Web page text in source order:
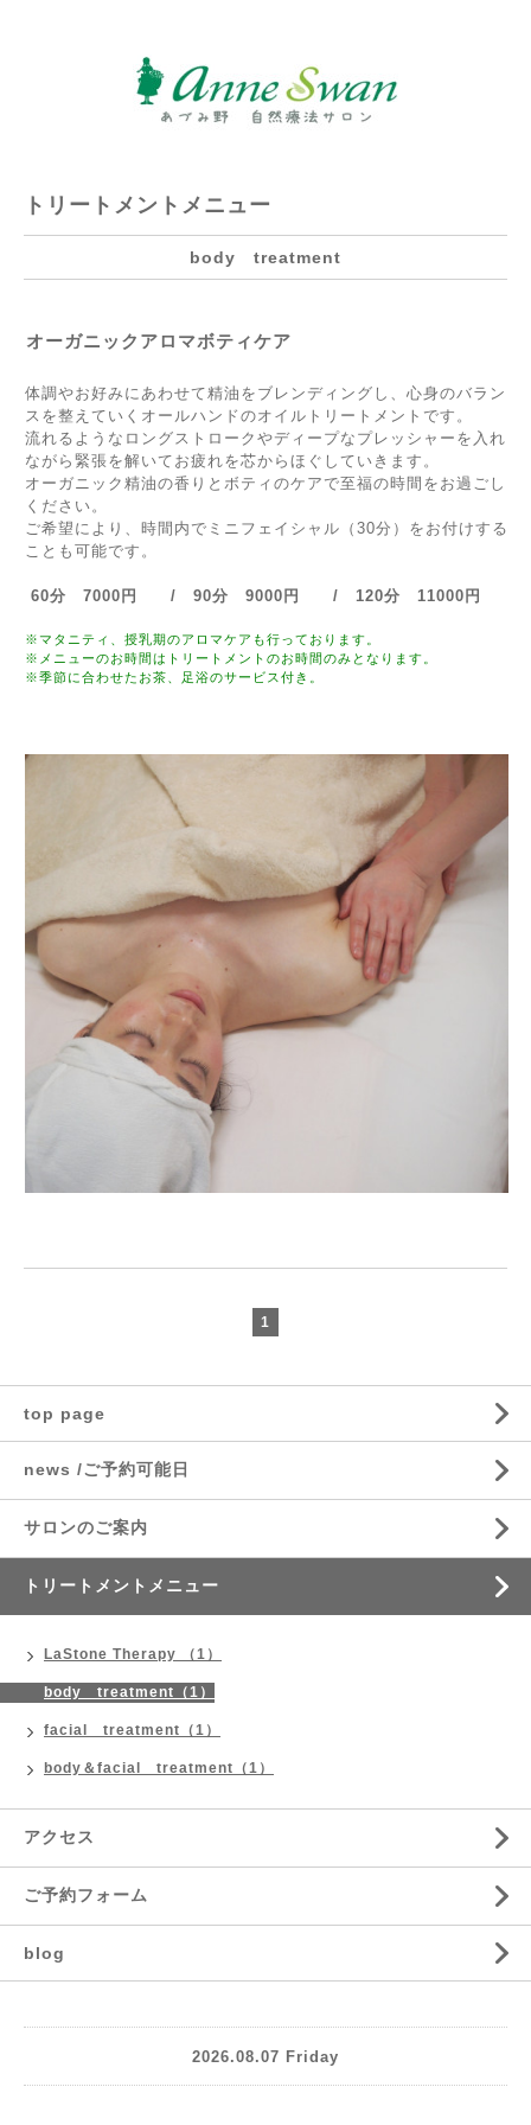
トリートメントメニュー
body treatment
オーガニックアロマボティケア
体調やお好みにあわせて精油をブレンディングし、 心身のバラン
スを整えていくオールハンドのオイルトリートメントです。
流れるようなロングストロークやディープなプレッシャーを入れ
ながら緊張を解いてお疲れを芯からほぐしていきます。
オーガニック精油の香りとボティのケアで至福の時間をお過ごし
ください。
ご希望により、時間内でミニフェイシャル（30分）をお付けする
ことも可能です。
60分 7000円 / 90分 9000円 / 120分 11000円
※マタニティ、授乳期のアロマケアも行っております。
※メニューのお時間はトリートメントのお時間のみとなります。
※季節に合わせたお茶、足浴のサービス付き。
1
top page
news /ご予約可能日
サロンのご案内
トリートメントメニュー
LaStone Therapy （1）
body treatment（1）
facial treatment（1）
body＆facial treatment（1）
アクセス
ご予約フォーム
blog
2026.08.07 Friday